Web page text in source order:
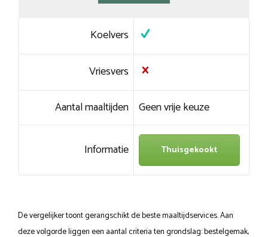
Koelvers
Vriesvers
Aantal maaltijden Geen vrije keuze
Informatie Thuisgekookt
De vergelijker toont gerangschikt de beste maaltijdservices. Aan
deze volgorde liggen een aantal criteria ten grondslag: bestelgemak,